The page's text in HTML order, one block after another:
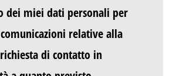
dei miei dati personali per
relative alla
di contatto in